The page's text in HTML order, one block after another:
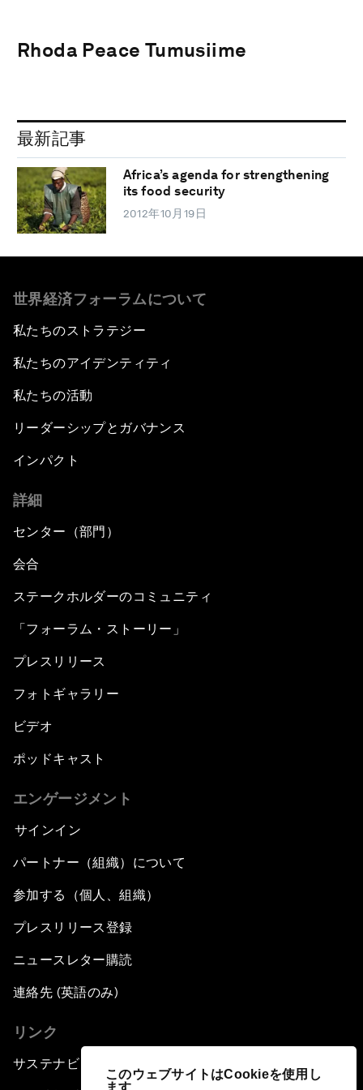
このウェブサイトはCookieを使用し
ます
Rhoda Peace Tumusiime
最新記事
Africa’s agenda for strengthening
its food security
2012年10月19日
世界経済フォーラムについて
私たちのストラテジー
私たちのアイデンティティ
私たちの活動
リーダーシップとガバナンス
インパクト
詳細
センター（部門）
会合
ステークホルダーのコミュニティ
「フォーラム・ストーリー」
プレスリリース
フォトギャラリー
ビデオ
ポッドキャスト
エンゲージメント
サインイン
パートナー（組織）について
参加する（個人、組織）
プレスリリース登録
ニュースレター購読
連絡先 (英語のみ)
リンク
サステナビリティへの取り組み